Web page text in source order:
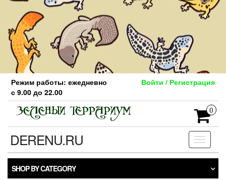
Skip
the
content
Режим работы: ежедневно
с 9.00 до 22.00
Войти / Регистрация
0
Toggle
DERENU.RU
SHOP BY CATEGORY